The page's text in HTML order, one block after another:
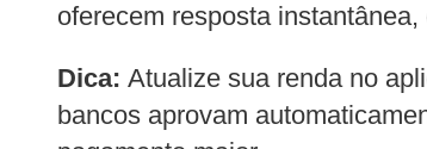
oferecem resposta
Dica: Atualize sua renda no
bancos aprovam